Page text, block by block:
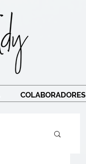
COLABORADORES